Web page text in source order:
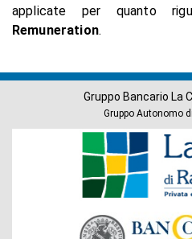
applicate per quanto
Remuneration.
Gruppo Bancario La
Gruppo Autonomo
Banche
Gruppo